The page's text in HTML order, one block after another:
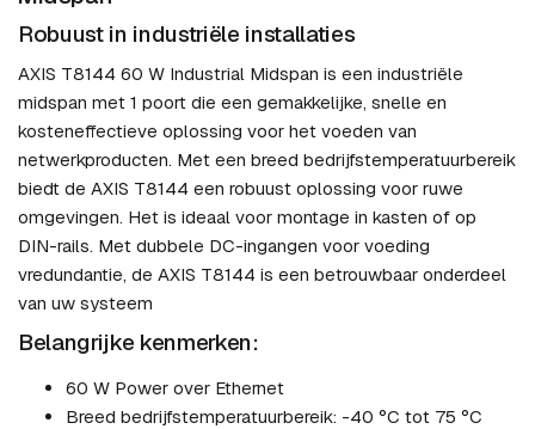
Robuust in industriële installaties
AXIS T8144 60 W Industrial Midspan is een industriële
midspan met 1 poort die een gemakkelijke, snelle en
kosteneffectieve oplossing voor het voeden van
netwerkproducten. Met een breed bedrijfstemperatuurbereik
biedt de AXIS T8144 een robuust oplossing voor ruwe
omgevingen. Het is ideaal voor montage in kasten of op
DIN-rails. Met dubbele DC-ingangen voor voeding
vredundantie, de AXIS T8144 is een betrouwbaar onderdeel
van uw systeem
Belangrijke kenmerken:
60 W Power over Ethernet
Breed bedrijfstemperatuurbereik: -40 °C tot 75 °C